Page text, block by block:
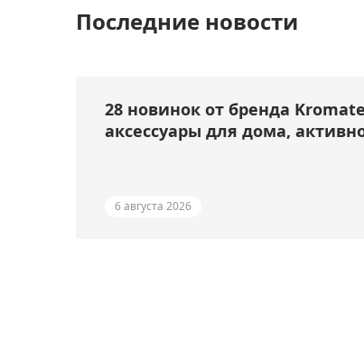
Последние новости
28 новинок от бренда
аксессуары для дома,
6 августа 2026